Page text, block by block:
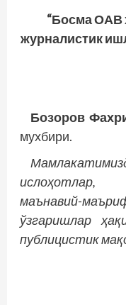
“Босма ОАВ
журналистик
Бозоров
мухбири.
ислоҳотлар,
маънавий-
ўзгаришлар
публицистик